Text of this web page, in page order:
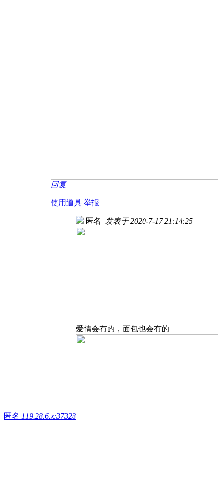
回复
使用道具 举报
匿名 119.28.6.x:37328
匿名 发表于 2020-7-17 21:14:25
爱情会有的，面包也会有的